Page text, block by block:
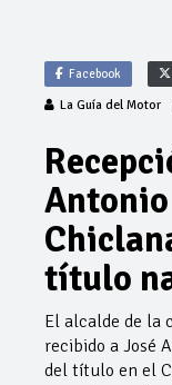
Facebook
La Guía del Motor
título
El alcalde de la
recibido a José
del título en el